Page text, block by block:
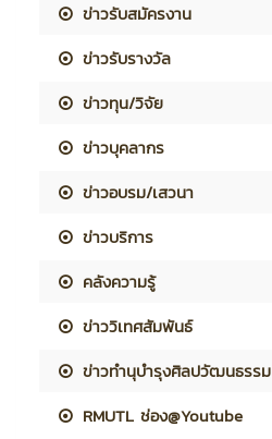
ข่าวรับสมัครงาน
ข่าวรับรางวัล
ข่าวทุน/วิจัย
ข่าวบุคลากร
ข่าวอบรม/เสวนา
ข่าวบริการ
คลังความรู้
ข่าววิเทศสัมพันธ์
ข่าวทำนุบำรุงศิลปวัฒนธรรม
RMUTL ช่อง@Youtube